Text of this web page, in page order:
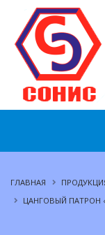
ГЛАВНАЯ
ЦАНГОВЫЙ ПАТРОН